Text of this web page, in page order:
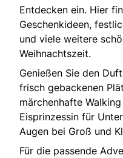
Entdecken ein. Hier
Geschenkideen,
und viele weitere
Weihnachtszeit.
Genießen Sie den
frisch gebackenen
märchenhafte
Eisprinzessin für
Augen bei Groß und
Für die passende